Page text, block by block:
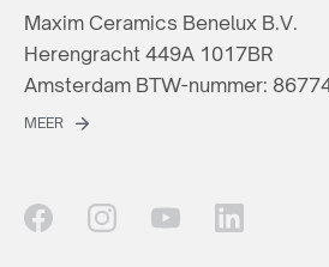
Maxim Ceramics Benelux B.V.
Herengracht 449A 1017BR
Amsterdam BTW-nummer:
MEER